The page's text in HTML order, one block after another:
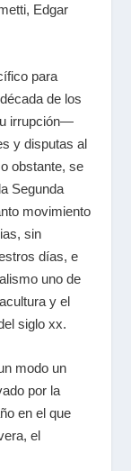
Edgar
para
de los
irrupción—
y disputas al
obstante, se
Segunda
movimiento
sin
días, e
uno de
y el
siglo xx.
modo un
por la
en el que
el